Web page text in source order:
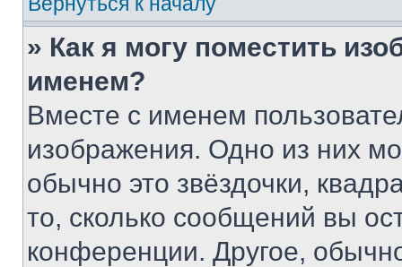
» Как я могу поместить
именем?
Вместе с именем
изображения. Одно из них
обычно это звёздочки,
то, сколько сообщений вы
конференции. Другое,